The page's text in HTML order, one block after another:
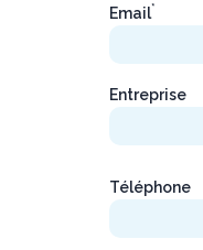
Email*
Entreprise
Téléphone